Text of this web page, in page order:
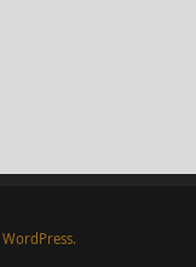
WordPress.